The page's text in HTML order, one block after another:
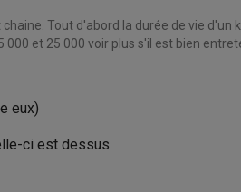
Tout d'abord la durée de vie
et 25 000 voir plus s'il est bien
eux)
ci est dessus